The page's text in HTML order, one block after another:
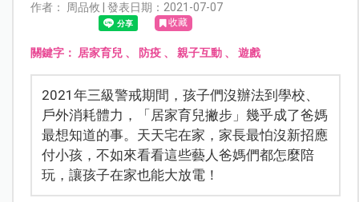
作者： 周品攸 | 發表日期：2021-07-07
收藏
關鍵字： 居家育兒、 防疫、 親子互動、 遊戲
2021年三級警戒期間，孩子們沒辦法到學校、
戶外消耗體力，「居家育兒撇步」幾乎成了爸媽
最想知道的事。天天宅在家，家長最怕沒新招應
付小孩，不如來看看這些藝人爸媽們都怎麼陪
玩，讓孩子在家也能大放電！